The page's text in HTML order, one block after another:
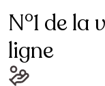
N°1 de la
ligne